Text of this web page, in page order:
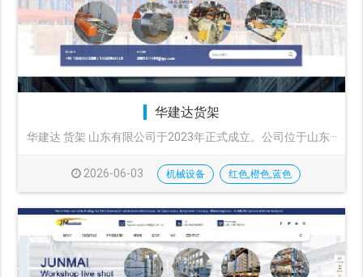
华建达货架
华建达 货架 山东有限公司于2023年正式成立。公司位于山东···
2026-06-03 机械设备 红色,橙色,蓝色